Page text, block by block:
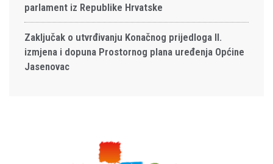
parlament iz Republike Hrvatske
Zaključak o utvrđivanju Konačnog prijedloga II.
izmjena i dopuna Prostornog plana uređenja Općine
Jasenovac